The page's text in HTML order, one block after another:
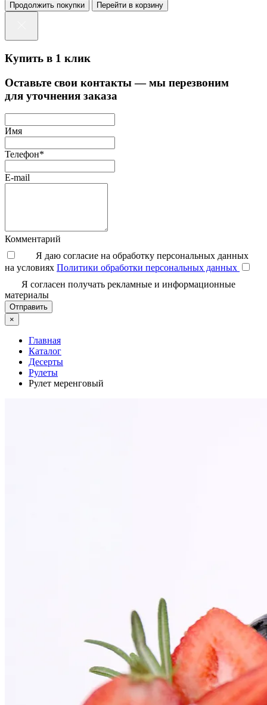
Продолжить покупки Перейти в корзину
Купить в 1 клик
Оставьте свои контакты — мы перезвоним
для уточнения заказа
Имя
Телефон*
E-mail
Комментарий
Я даю согласие на обработку персональных данных
на условиях Политики обработки персональных данных
Я согласен получать рекламные и информационные
материалы
Отправить
×
Главная
Каталог
Десерты
Рулеты
Рулет меренговый